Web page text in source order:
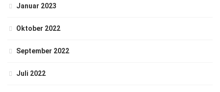
Januar 2023
Oktober 2022
September 2022
Juli 2022